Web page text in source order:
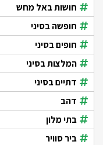
חושות באל מחש
חופשה בסיני
חופים בסיני
המלצות בסיני
דתיים בסיני
דהב
בתי מלון
ביר סוויר